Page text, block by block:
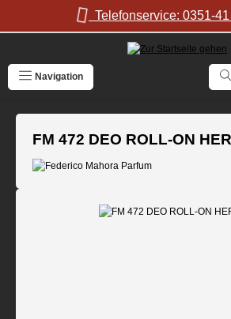
Zum Hauptinhalt springenTelefonservice: 0351-
Navigation
FM 472 DEO ROLL-ON
Bildergalerie überspringen